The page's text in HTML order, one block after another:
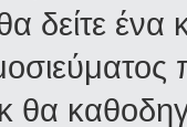
δείτε
θα